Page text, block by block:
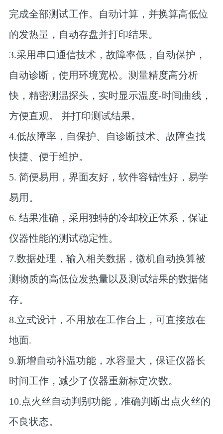
完成全部测试工作。自动计算，并换算高低位
的发热量，自动存盘并打印结果。
3.采用串口通信技术，故障率低，自动保护，
自动诊断，使用环境宽松。测量精度高分析
快，精密测温探头，实时显示温度-时间曲线，
方便直观。 并打印测试结果。
4.低故障率，自保护、自诊断技术、故障查找
快捷、便于维护。
5. 简便易用，界面友好，软件容错性好，易学
易用。
6. 结果准确，采用独特的冷却校正体系，保证
仪器性能的测试稳定性。
7.数据处理，输入相关数据，微机自动换算被
测物质的高低位发热量以及测试结果的数据储
存。
8.立式设计，不用放在工作台上，可直接放在
地面.
9.新增自动补温功能，水容量大，保证仪器长
时间工作，减少了仪器重新标定次数。
10.点火丝自动判别功能，准确判断出点火丝的
不良状态。